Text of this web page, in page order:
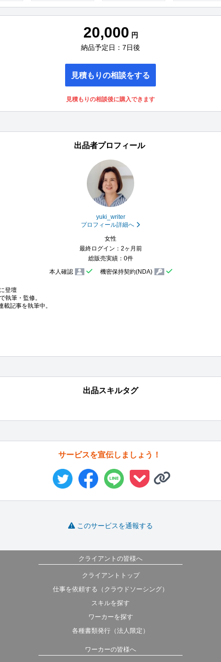
20,000 円
納品予定日：7日後
見積もりの相談をする
見積もりの相談後に購入できます
出品者プロフィール
yuki_writer
プロフィール詳細へ
女性
最終ログイン：2ヶ月前
総販売実績：0件
本人確認
機密保持契約(NDA)
登壇
執筆・監修。
記事を執筆中。
出品スキルタグ
サービスを宣伝しましょう！
このサービスを通報する
クライアントの皆様へ
クライアントトップ
仕事を依頼する（クラウドソーシング）
スキルを探す
ワーカーを探す
各種書類発行（法人限定）
ワーカーの皆様へ